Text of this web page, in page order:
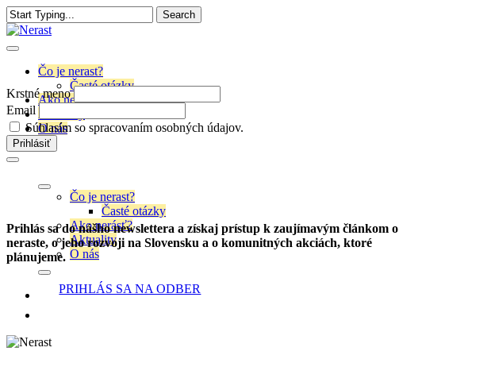
Skip
to
content
Search
Close
Search
Čo je nerast?
Časté otázky
Ako nerásť?
O nás
Čo je nerast?
Časté otázky
Ako nerásť?
Aktuality
O nás
facebook
instagram
Krstné meno
Email
Súhlasím so spracovaním osobných údajov.
Prihlás sa do nášho newslettera a získaj prístup k zaujímavým článkom o
neraste, o jeho rozvoji na Slovensku a o komunitných akciách, ktoré
plánujeme.
PRIHLÁS SA NA ODBER